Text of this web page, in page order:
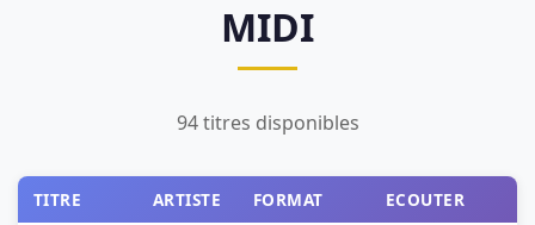
MIDI
94 titres disponibles
TITRE ARTISTE FORMAT ECOUTER